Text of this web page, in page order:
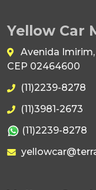
Yellow Car
Avenida
CEP 02464600
(11)2239-8278
(11)3981-2673
(11)2239-8278